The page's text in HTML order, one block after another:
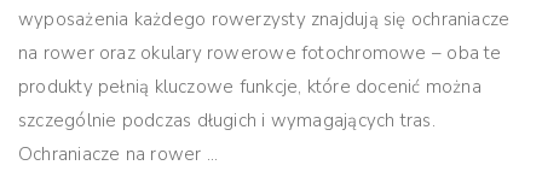
wyposażenia każdego rowerzysty znajdują się ochraniacze
na rower oraz okulary rowerowe fotochromowe – oba te
produkty pełnią kluczowe funkcje, które docenić można
szczególnie podczas długich i wymagających tras.
Ochraniacze na rower ...